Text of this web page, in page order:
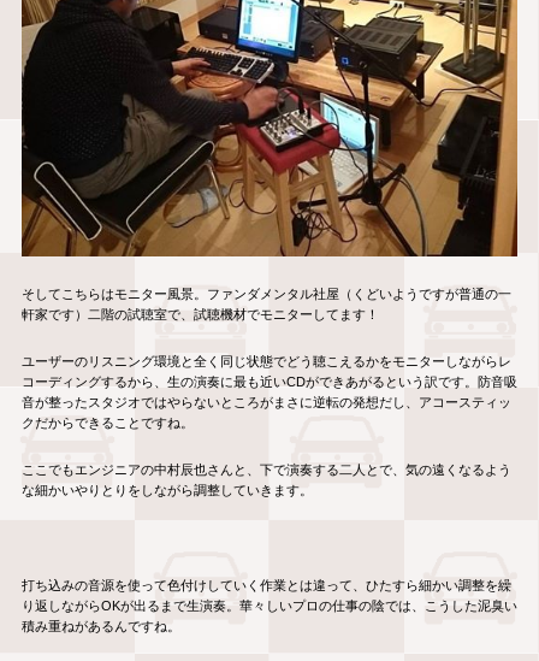
そしてこちらはモニター風景。ファンダメンタル社屋（くどいようですが普通の一
軒家です）二階の試聴室で、試聴機材でモニターしてます！
ユーザーのリスニング環境と全く同じ状態でどう聴こえるかをモニターしながらレ
コーディングするから、生の演奏に最も近いCDができあがるという訳です。防音吸
音が整ったスタジオではやらないところがまさに逆転の発想だし、アコースティッ
クだからできることですね。
ここでもエンジニアの中村辰也さんと、下で演奏する二人とで、気の遠くなるよう
な細かいやりとりをしながら調整していきます。
打ち込みの音源を使って色付けしていく作業とは違って、ひたすら細かい調整を繰
り返しながらOKが出るまで生演奏。華々しいプロの仕事の陰では、こうした泥臭い
積み重ねがあるんですね。